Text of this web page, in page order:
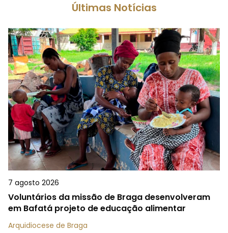
Últimas Notícias
7 agosto 2026
Voluntários da missão de Braga desenvolveram
em Bafatá projeto de educação alimentar
Arquidiocese de Braga